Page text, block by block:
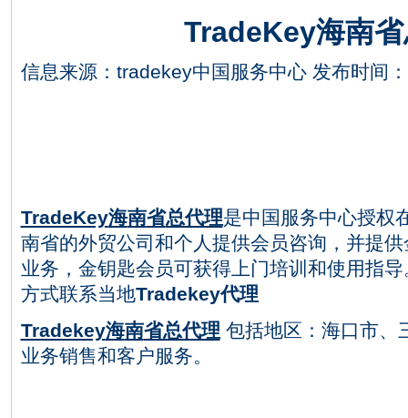
TradeKey海南
信息来源： tradekey中国服务中心 发布时间
TradeKey海南省总代理是中国服务中心授权
南省的外贸公司和个人提供会员咨询，并提供
业务，金钥匙会员可获得上门培训和使用指导
方式联系当地Tradekey代理
Tradekey海南省总代理 包括地区：海口市、
业务销售和客户服务。